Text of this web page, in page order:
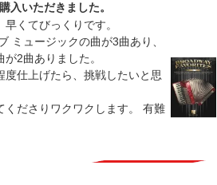
入いただきました。
くてびっくりです。
ミュージックの曲が3曲あり、
2曲ありました。
仕上げたら、挑戦したいと思
くださりワクワクします。 有難